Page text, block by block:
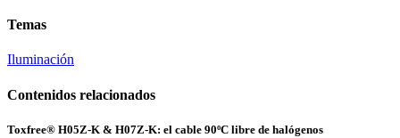
Temas
Iluminación
Contenidos relacionados
Toxfree® H05Z-K & H07Z-K: el cable 90ºC libre de halógenos